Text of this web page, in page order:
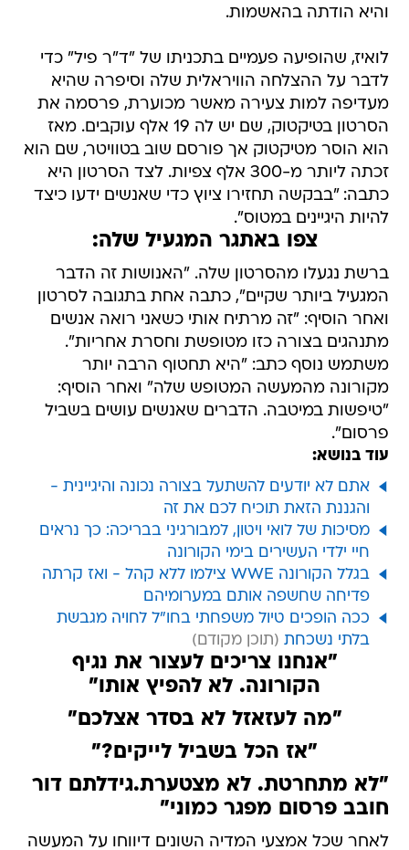
והיא הודתה בהאשמות.
לואיז, שהופיעה פעמיים בתכניתו של "ד"ר פיל" כדי
לדבר על ההצלחה הוויראלית שלה וסיפרה שהיא
מעדיפה למות צעירה מאשר מכוערת, פרסמה את
הסרטון בטיקטוק, שם יש לה 19 אלף עוקבים. מאז
הוא הוסר מטיקטוק אך פורסם שוב בטוויטר, שם הוא
זכתה ליותר מ-300 אלף צפיות. לצד הסרטון היא
כתבה: "בבקשה תחזירו ציוץ כדי שאנשים ידעו כיצד
להיות היגיינים במטוס".
צפו באתגר המגעיל שלה:
ברשת נגעלו מהסרטון שלה. "האנושות זה הדבר
המגעיל ביותר שקיים", כתבה אחת בתגובה לסרטון
ואחר הוסיף: "זה מרתיח אותי כשאני רואה אנשים
מתנהגים בצורה כזו מטופשת וחסרת אחריות".
משתמש נוסף כתב: "היא תחטוף הרבה יותר
מקורונה מהמעשה המטופש שלה" ואחר הוסיף:
"טיפשות במיטבה. הדברים שאנשים עושים בשביל
פרסום".
עוד בנושא:
אתם לא יודעים להשתעל בצורה נכונה והיגיינית -
והגננת הזאת תוכיח לכם את זה
מסיכות של לואי ויטון, למבורגיני בבריכה: כך נראים
חיי ילדי העשירים בימי הקורונה
בגלל הקורונה WWE צילמו ללא קהל - ואז קרתה
פדיחה שחשפה אותם במערומיהם
ככה הופכים טיול משפחתי בחו"ל לחויה מגבשת
בלתי נשכחת
"אנחנו צריכים לעצור את נגיף
הקורונה. לא להפיץ אותו"
"מה לעזאזל לא בסדר אצלכם"
"אז הכל בשביל לייקים?"
"לא מתחרטת. לא מצטערת.גידלתם דור
חובב פרסום מפגר כמוני"
לאחר שכל אמצעי המדיה השונים דיווחו על המעשה